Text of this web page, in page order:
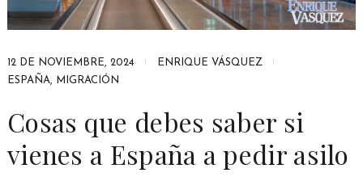
12 DE NOVIEMBRE, 2024
ENRIQUE VÁSQUEZ
ESPAÑA, MIGRACIÓN
Cosas que debes saber si
vienes a España a pedir asilo